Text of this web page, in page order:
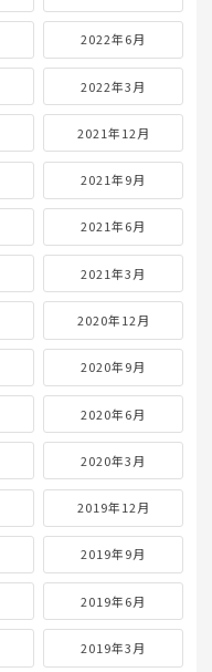
2022年6月
2022年3月
2021年12月
2021年9月
2021年6月
2021年3月
2020年12月
2020年9月
2020年6月
2020年3月
2019年12月
2019年9月
2019年6月
2019年3月